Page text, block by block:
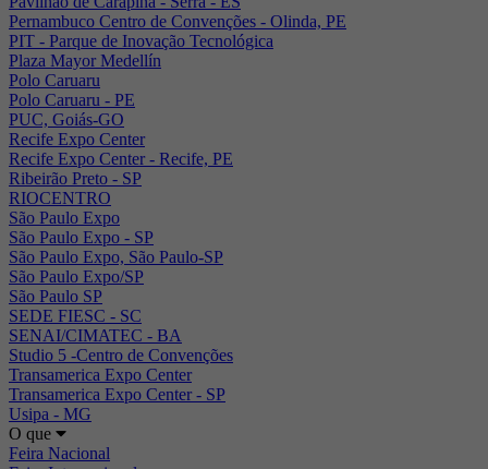
Pernambuco Centro de Convenções - Olinda, PE
PIT - Parque de Inovação Tecnológica
Plaza Mayor Medellín
Polo Caruaru
Polo Caruaru - PE
PUC, Goiás-GO
Recife Expo Center
Recife Expo Center - Recife, PE
Ribeirão Preto - SP
RIOCENTRO
São Paulo Expo
São Paulo Expo - SP
São Paulo Expo, São Paulo-SP
São Paulo Expo/SP
São Paulo SP
SEDE FIESC - SC
SENAI/CIMATEC - BA
Studio 5 -Centro de Convenções
Transamerica Expo Center
Transamerica Expo Center - SP
Usipa - MG
O que
Feira Nacional